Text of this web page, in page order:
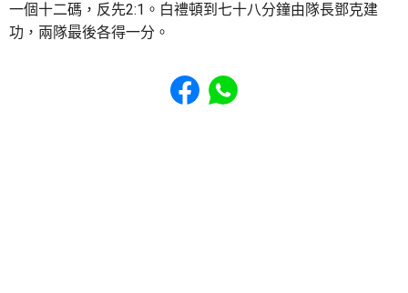
一個十二碼，反先2:1。白禮頓到七十八分鐘由隊長鄧克建
功，兩隊最後各得一分。
Share to Facebook
Share to WhatsApp